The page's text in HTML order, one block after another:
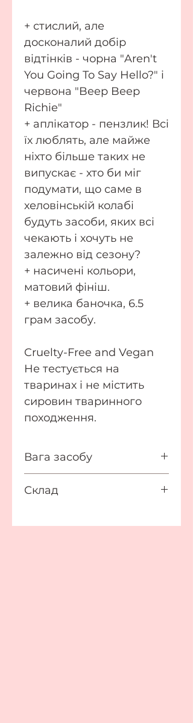
+ стислий, але
досконалий добір
відтінків - чорна "Aren't
You Going To Say Hello?" і
червона "Beep Beep
Richie"
+ аплікатор - пензлик! Всі
їх люблять, але майже
ніхто більше таких не
випускає - хто би міг
подумати, що саме в
хеловінській колабі
будуть засоби, яких всі
чекають і хочуть не
залежно від сезону?
+ насичені кольори,
матовий фініш.
+ велика баночка, 6.5
грам засобу.
Cruelty-Free and Vegan
Не тестується на
тваринах і не містить
сировин тваринного
походження.
Вага засобу
Склад
Hello: